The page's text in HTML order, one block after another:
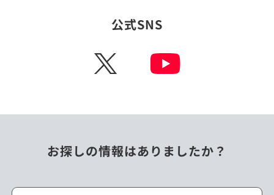
公式SNS
X
お探しの情報はありましたか？